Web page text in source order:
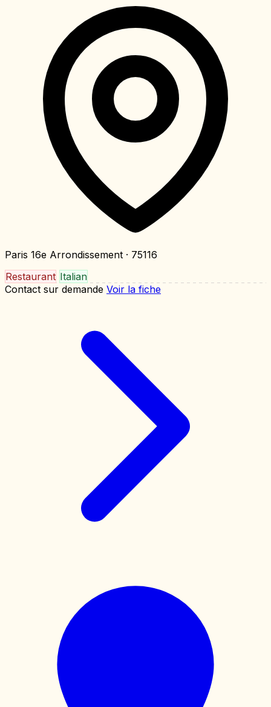
Paris 16e Arrondissement · 75116
Restaurant Italian
Contact sur demande Voir la fiche